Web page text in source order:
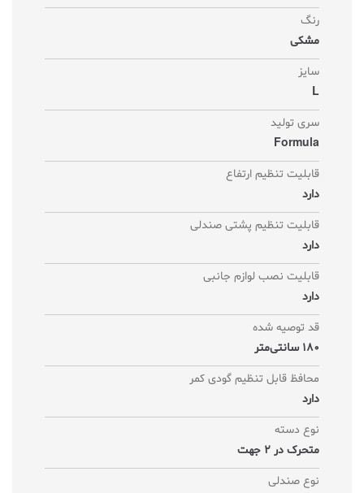
رنگ
مشکی
سایز
L
سری تولید
Formula
قابلیت تنظیم ارتفاع
دارد
قابلیت تنظیم پشتی صندلی
دارد
قابلیت نصب لوازم جانبی
دارد
قد توصیه شده
180 سانتی‌متر
محافظ قابل تنظیم گودی کمر
دارد
نوع دسته
متحرک در 2 جهت
نوع صندلی